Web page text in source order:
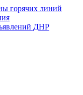
горячих линий